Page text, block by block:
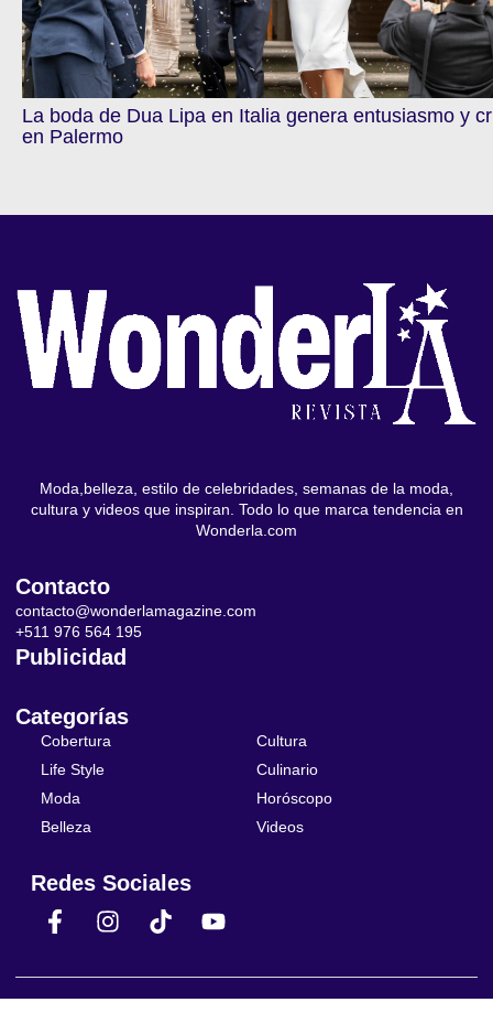
La boda de Dua Lipa en Italia genera entusiasmo y
en Palermo
Moda,belleza, estilo de celebridades, semanas de la moda,
cultura y videos que inspiran. Todo lo que marca tendencia en
Wonderla.com
Contacto
contacto@wonderlamagazine.com
+511 976 564 195
Publicidad
Categorías
Cobertura
Life Style
Moda
Belleza
Cultura
Culinario
Horóscopo
Videos
Redes Sociales